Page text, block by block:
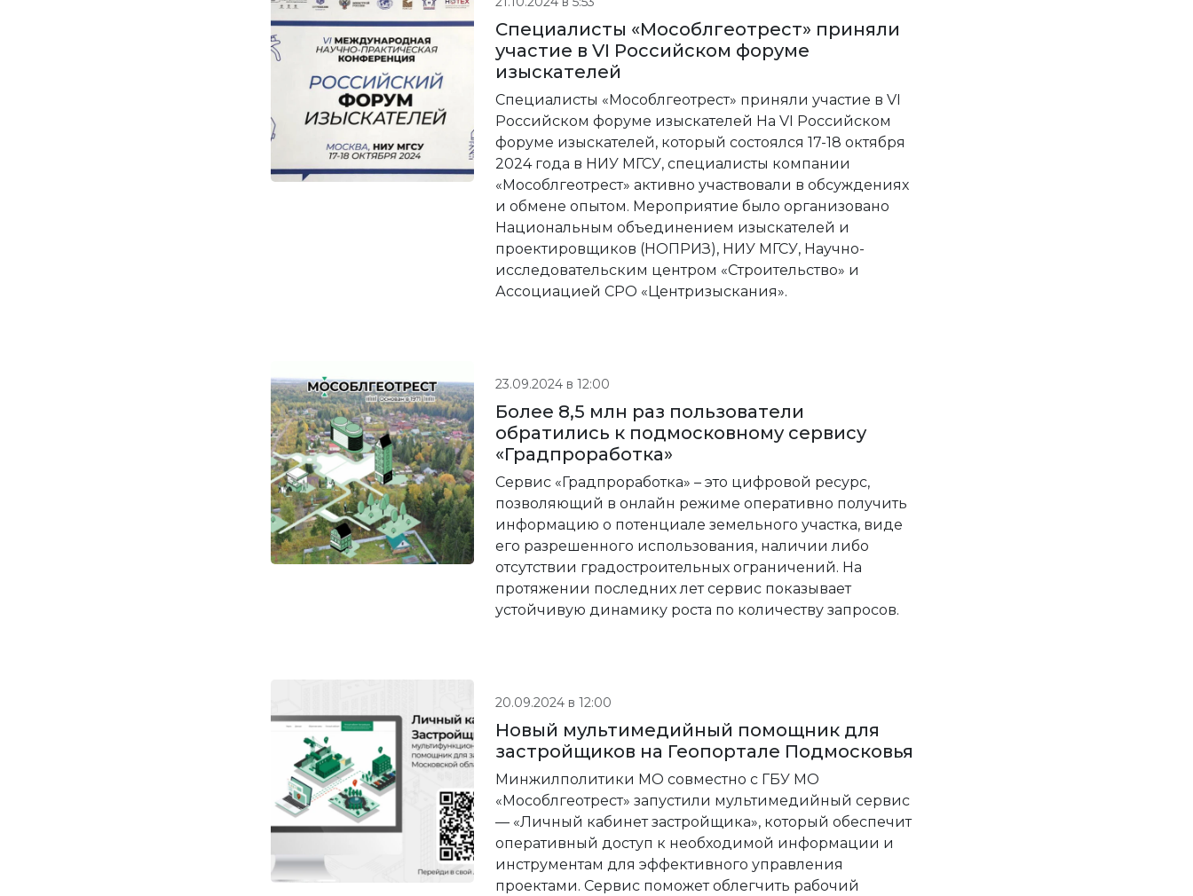
Специалисты «Мособлгеотрест» приняли
участие в VI Российском форуме
изыскателей
Специалисты «Мособлгеотрест» приняли участие в VI
Российском форуме изыскателей На VI Российском
форуме изыскателей, который состоялся 17-18 октября
2024 года в НИУ МГСУ, специалисты компании
«Мособлгеотрест» активно участвовали в обсуждениях
и обмене опытом. Мероприятие было организовано
Национальным объединением изыскателей и
проектировщиков (НОПРИЗ), НИУ МГСУ, Научно-
исследовательским центром «Строительство» и
Ассоциацией СРО «Центризыскания».
Более 8,5 млн раз пользователи
обратились к подмосковному сервису
«Градпроработка»
Сервис «Градпроработка» – это цифровой ресурс,
позволяющий в онлайн режиме оперативно получить
информацию о потенциале земельного участка, виде
его разрешенного использования, наличии либо
отсутствии градостроительных ограничений. На
протяжении последних лет сервис показывает
устойчивую динамику роста по количеству запросов.
23.09.2024 в 12:00
Новый мультимедийный помощник для
застройщиков на Геопортале Подмосковья
Минжилполитики МО совместно с ГБУ МО
«Мособлгеотрест» запустили мультимедийный сервис
— «Личный кабинет застройщика», который обеспечит
оперативный доступ к необходимой информации и
инструментам для эффективного управления
проектами. Сервис поможет облегчить рабочий
20.09.2024 в 12:00